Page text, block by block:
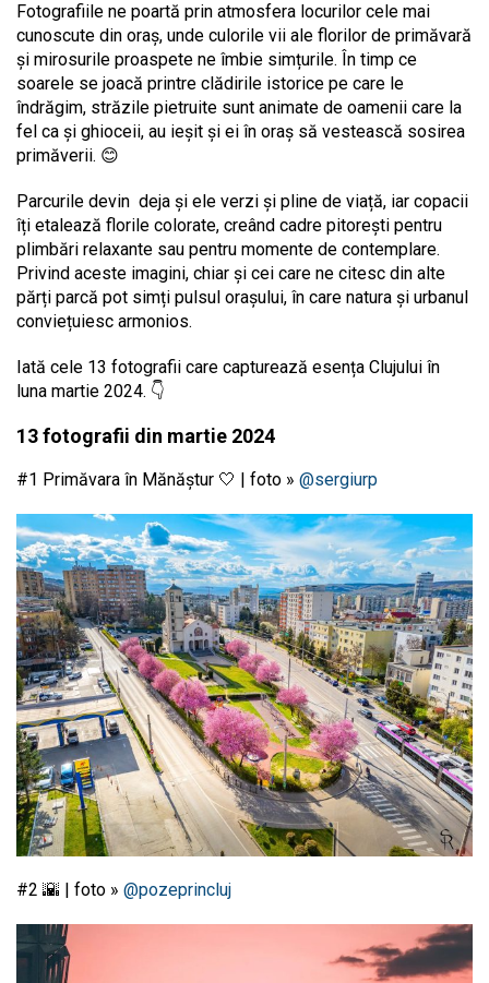
Fotografiile ne poartă prin atmosfera locurilor cele mai
cunoscute din oraș, unde culorile vii ale florilor de primăvară
și mirosurile proaspete ne îmbie simțurile. În timp ce
soarele se joacă printre clădirile istorice pe care le
îndrăgim, străzile pietruite sunt animate de oamenii care la
fel ca și ghioceii, au ieșit și ei în oraș să vestească sosirea
primăverii. 😊
Parcurile devin deja și ele verzi și pline de viață, iar copacii
îți etalează florile colorate, creând cadre pitorești pentru
plimbări relaxante sau pentru momente de contemplare.
Privind aceste imagini, chiar și cei care ne citesc din alte
părți parcă pot simți pulsul orașului, în care natura și urbanul
conviețuiesc armonios.
Iată cele 13 fotografii care capturează esența Clujului în
luna martie 2024. 👇
13 fotografii din martie 2024
#1 Primăvara în Mănăștur 🤍 | foto » @sergiurp
#2 🌇 | foto » @pozeprincluj